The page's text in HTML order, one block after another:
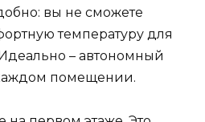
вы не сможете
температуру для
– автономный
помещении.